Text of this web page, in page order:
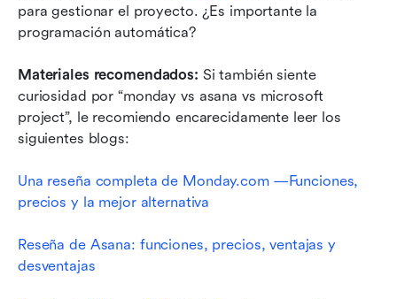
para gestionar el proyecto. ¿Es importante la
programación automática?
Materiales recomendados: Si también siente
curiosidad por “monday vs asana vs microsoft
project”, le recomiendo encarecidamente leer los
siguientes blogs:
Una reseña completa de Monday.com —Funciones,
precios y la mejor alternativa
Reseña de Asana: funciones, precios, ventajas y
desventajas